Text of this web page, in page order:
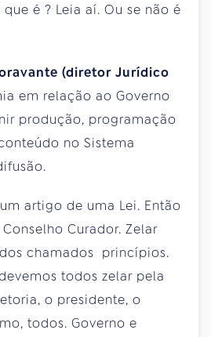
é ? Leia aí. Ou se não é
(diretor Jurídico
em relação ao Governo
produção, programação
no Sistema
artigo de uma Lei. Então
Curador. Zelar
chamados princípios.
todos zelar pela
o presidente, o
todos. Governo e